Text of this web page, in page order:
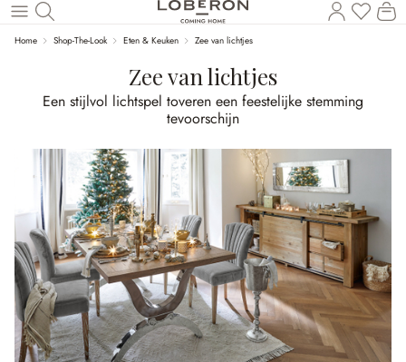
Naar de hoofdinhoud
U
Home Shop-The-Look Eten & Keuken Zee van lichtjes
Zee van lichtjes
Een stijlvol lichtspel toveren een feestelijke stemming
tevoorschijn